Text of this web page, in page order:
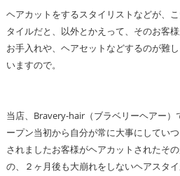
ヘアカットをするスタイリストなどが、
タイルだと、以外とかえって、そのお客
お手入れや、ヘアセットなどするのが難
いますので。
当店、Bravery-hair（ブラベリーヘアー
ープン当初から自分が常に大事にしてい
されましたお客様がヘアカットされたそ
の、２ヶ月後も大崩れをしないヘアスタ